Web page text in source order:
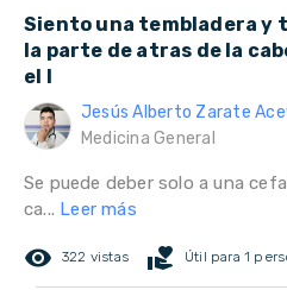
Siento una tembladera y
la parte de atras de la
el l
Jesús Alberto Zarate
Medicina General
Se puede deber solo a una
ca... Leer más
remove_red_eye 322 vistas volunteer_activism Útil para 1